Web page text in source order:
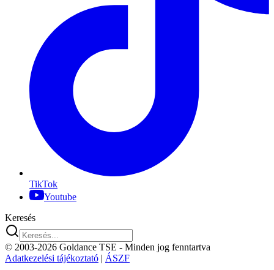
TikTok
Youtube
Keresés
© 2003-2026 Goldance TSE - Minden jog fenntartva
Adatkezelési tájékoztató | ÁSZF